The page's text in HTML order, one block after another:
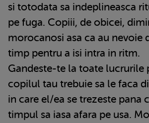
si totodata sa indeplineasca
pe fuga. Copiii, de obicei,
morocanosi asa ca au nevoie
timp pentru a isi intra in ritm.
Gandeste-te la toate lucrurile
copilul tau trebuie sa le faca
in care el/ea se trezeste pana
timpul sa iasa afara pe usa.